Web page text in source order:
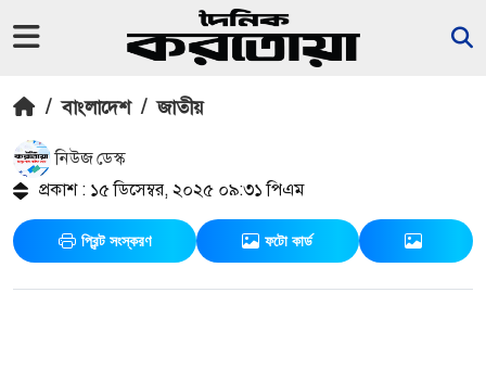
/ বাংলাদেশ / জাতীয়
নিউজ ডেস্ক
প্রকাশ : ১৫ ডিসেম্বর, ২০২৫ ০৯:৩১ পিএম
প্রিন্ট সংস্করণ ফটো কার্ড